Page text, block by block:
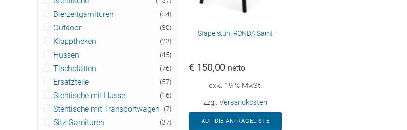
Stapelstuhl RONDA Samt
€ 150,00 netto
exkl. 19 % MwSt.
zzgl. Versandkosten
AUF DIE ANFRAGELISTE
Bierzeltgarnituren (54)
Outdoor (30)
Klapptheken (23)
Hussen (45)
Tischplatten (76)
Ersatzteile (57)
Stehtische mit Husse (16)
Stehtische mit Transportwagen (7)
Sitz-Garnituren (37)